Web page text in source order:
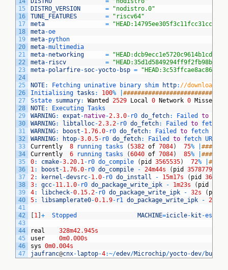
15
16
17
18
19
20
21
22
23
24
25
26
27
28
29
30
31
32
33
34
35
36
37
38
39
40
41
42
43
44
45
46
47
DISTRO_VERSION
=
"nodistro.0"
TUNE_FEATURES
=
"riscv64"
meta
=
meta-oe
meta-python
meta-multimedia
meta-networking =
meta- riscv =
meta-polarfire-soc-yocto- bsp =
NOTE: Fetching uninative binary shim http: //
Initialising tasks : 100%
Sstate summary: Wanted 2529 Local 0 Network 0 Missed
NOTE: Executing Tasks
WARNING: expat -native-2.3.0- r0 do_fetch: Failed to
WARNING: libtalloc-2.3.2- r0 do_fetch: Failed to fetch
WARNING: boost -1.76.0- r0 do_fetch: Failed to fetch
WARNING: htop-3.0.5- r0 do_fetch: Failed to fetch URL
Currently
8 running tasks (5382 of 7084) 75%
Currently
6 running tasks (6040 of 7084) 85%
0: cmake-3.20.1 - r0 do_compile ( pid 3565535) 72%
1 : boost -1.76.0- r0 do_compile - 24m44s ( pid 3578779
2: kernel -devsrc-1.0- r0 do_install - 15m17s ( pid
3: gcc-11.1.0- r0 do_package_write_ipk - 1m23s ( pid
4: libcheck-0.15.2- r0 do_package_write_ipk - 32s ( pid
5: libsamplerate0-0.1.9- r1 do_package_write_ipk - 24s
[1 ] + Stopped MACHINE=icicle- kit -es
real
328m42.945s
user
0m0.000s
sys 0m0.004s
jaufranc@cnx-laptop-4:~/edev/Microchip/yocto-dev/build